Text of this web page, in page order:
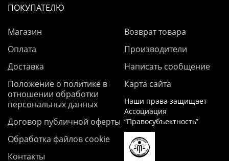
ПОКУПАТЕЛЮ
Магазин
Оплата
Доставка
Положение о политике в
отношении обработки
персональных данных
Договор публичной оферты
Обработка файлов cookie
Контакты
Возврат товара
Производители
Написать сообщение
Карта сайта
Наши права защищает
Ассоциация
“Правосубъектность”